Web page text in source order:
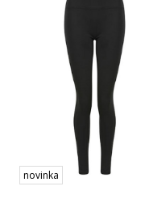
novinka